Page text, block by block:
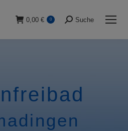
0,00 € 0 Suche:
Suche